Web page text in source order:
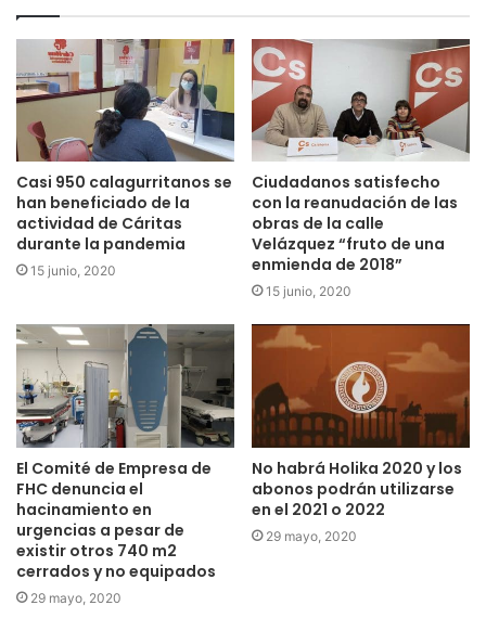
Este año se han vivido siete procesos electorales y eso se
notaba en el ambiente que rodeada a unas urnas. 16.989
calagurritanos estaban llamados a votar y tan sólo el
40’82% había ejercido su derecho al voto a las 14:00 horas.
Casi 950 calagurritanos se
han beneficiado de la
actividad de Cáritas
durante la pandemia
15 junio, 2020
Ciudadanos satisfecho
con la reanudación de las
obras de la calle
Velázquez “fruto de una
enmienda de 2018”
15 junio, 2020
El Comité de Empresa de
FHC denuncia el
hacinamiento en
urgencias a pesar de
existir otros 740 m2
cerrados y no equipados
29 mayo, 2020
No habrá Holika 2020 y los
abonos podrán utilizarse
en el 2021 o 2022
29 mayo, 2020